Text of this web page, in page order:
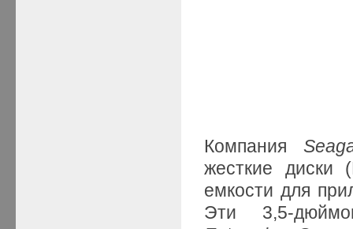
Компания
жесткие диски
емкости для
Эти 3,5-